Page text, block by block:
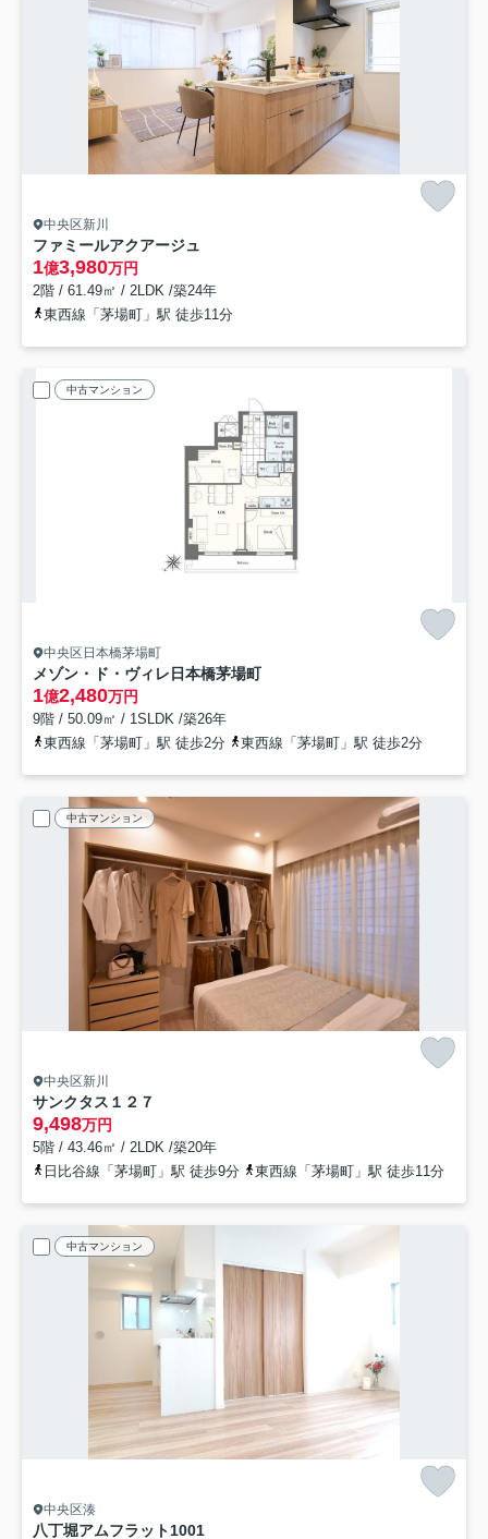
中央区新川
ファミールアクアージュ
1億3,980万円
2階 / 61.49㎡ / 2LDK /築24年
東西線「茅場町」駅 徒歩11分
中古マンション
中央区日本橋茅場町
メゾン・ド・ヴィレ日本橋茅場町
1億2,480万円
9階 / 50.09㎡ / 1SLDK /築26年
東西線「茅場町」駅 徒歩2分
東西線「茅場町」駅 徒歩2分
中古マンション
中央区新川
サンクタス１２７
9,498万円
5階 / 43.46㎡ / 2LDK /築20年
日比谷線「茅場町」駅 徒歩9分
東西線「茅場町」駅 徒歩11分
中古マンション
中央区湊
八丁堀アムフラット1001